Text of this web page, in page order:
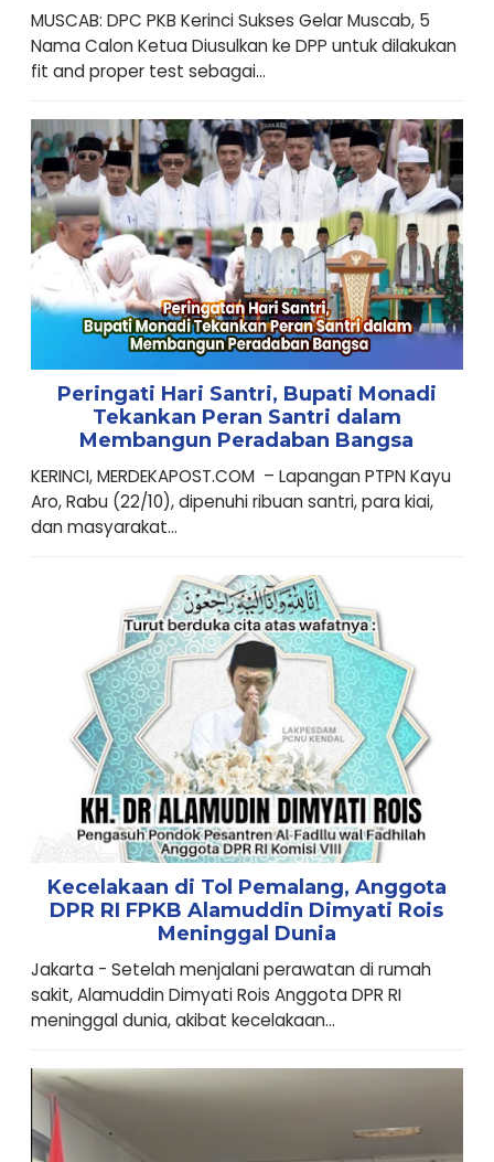
MUSCAB: DPC PKB Kerinci Sukses Gelar Muscab, 5
Nama Calon Ketua Diusulkan ke DPP untuk dilakukan
fit and proper test sebagai...
Peringati Hari Santri, Bupati Monadi
Tekankan Peran Santri dalam
Membangun Peradaban Bangsa
KERINCI, MERDEKAPOST.COM – Lapangan PTPN Kayu
Aro, Rabu (22/10), dipenuhi ribuan santri, para kiai,
dan masyarakat...
Kecelakaan di Tol Pemalang, Anggota
DPR RI FPKB Alamuddin Dimyati Rois
Meninggal Dunia
Jakarta - Setelah menjalani perawatan di rumah
sakit, Alamuddin Dimyati Rois Anggota DPR RI
meninggal dunia, akibat kecelakaan...